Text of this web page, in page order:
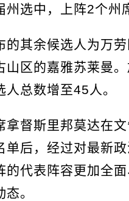
州选中，上阵2个州
的其余候选人为万
山区的嘉雅苏莱曼
人总数增至45人。
拿督斯里邦莫达在
单后，经过对最新
的代表阵容更加全
。